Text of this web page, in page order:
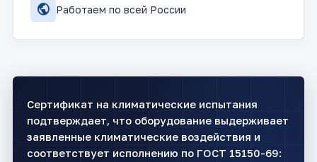
Сертификат на климатические испытания
подтверждает, что оборудование выдерживает
заявленные климатические воздействия и
соответствует исполнению по ГОСТ 15150-69:
public Работаем по всей России